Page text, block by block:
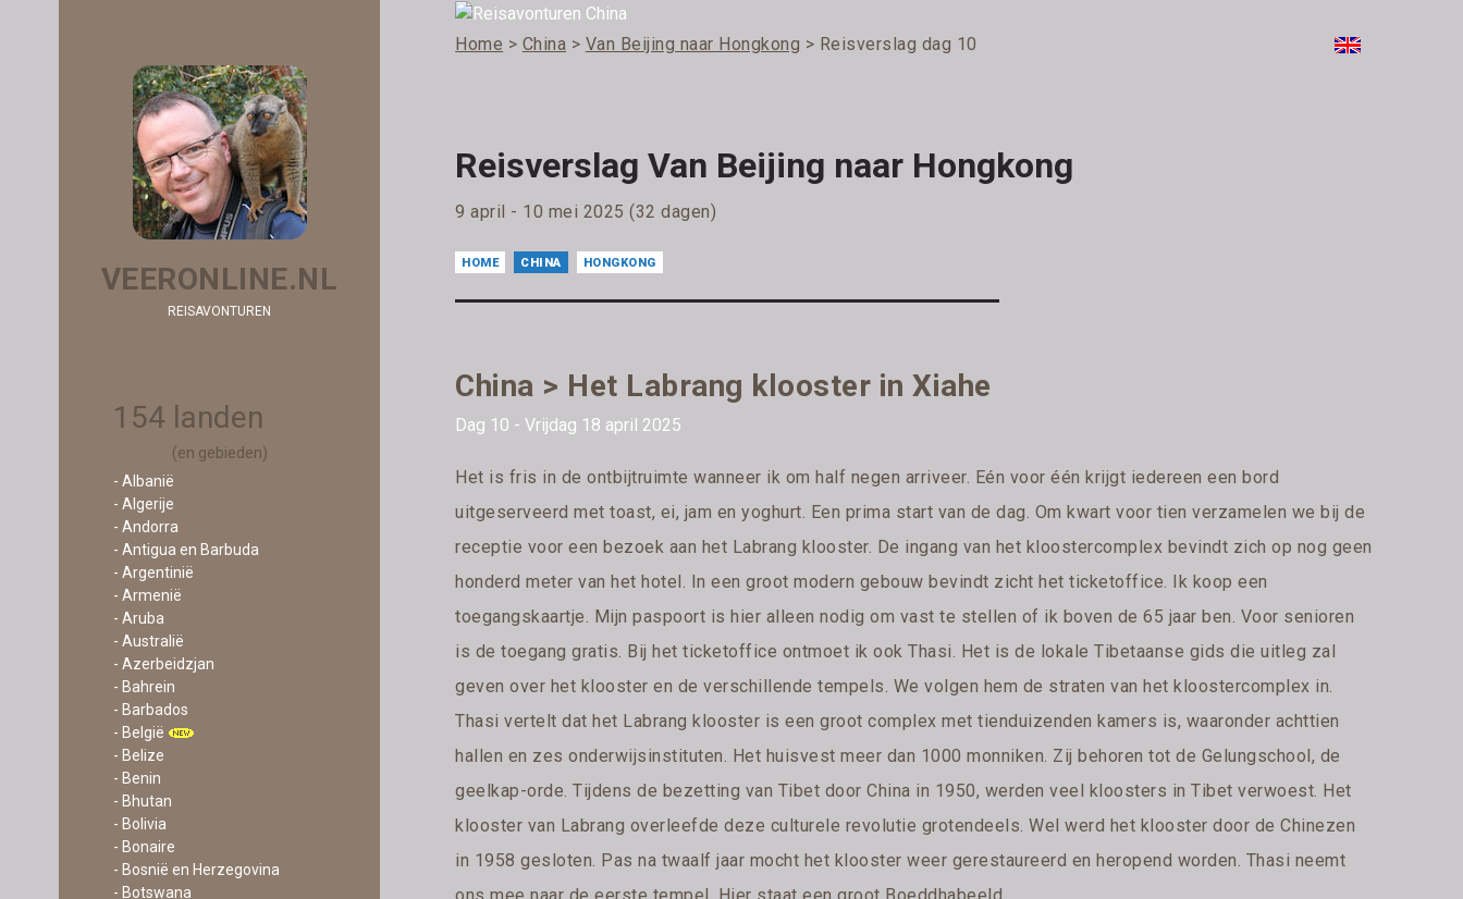
VEERONLINE.NL
REISAVONTUREN
154 landen
(en gebieden)
- Albanië
- Algerije
- Andorra
- Antigua en Barbuda
- Argentinië
- Armenië
- Aruba
- Australië
- Azerbeidzjan
- Bahrein
- Barbados
- België
- Belize
- Benin
- Bhutan
- Bolivia
- Bonaire
- Bosnië en Herzegovina
- Botswana
Home > China > Van Beijing naar Hongkong > Reisverslag dag 10
Reisverslag Van Beijing naar Hongkong
9 april - 10 mei 2025 (32 dagen)
HOME CHINA HONGKONG
China > Het Labrang klooster in Xiahe
Dag 10 - Vrijdag 18 april 2025
Het is fris in de ontbijtruimte wanneer ik om half negen arriveer. Eén voor één krijgt iedereen een bord
uitgeserveerd met toast, ei, jam en yoghurt. Een prima start van de dag. Om kwart voor tien verzamelen we bij de
receptie voor een bezoek aan het Labrang klooster. De ingang van het kloostercomplex bevindt zich op nog geen
honderd meter van het hotel. In een groot modern gebouw bevindt zicht het ticketoffice. Ik koop een
toegangskaartje. Mijn paspoort is hier alleen nodig om vast te stellen of ik boven de 65 jaar ben. Voor senioren
is de toegang gratis. Bij het ticketoffice ontmoet ik ook Thasi. Het is de lokale Tibetaanse gids die uitleg zal
geven over het klooster en de verschillende tempels. We volgen hem de straten van het kloostercomplex in.
Thasi vertelt dat het Labrang klooster is een groot complex met tienduizenden kamers is, waaronder achttien
hallen en zes onderwijsinstituten. Het huisvest meer dan 1000 monniken. Zij behoren tot de Gelungschool, de
geelkap-orde. Tijdens de bezetting van Tibet door China in 1950, werden veel kloosters in Tibet verwoest. Het
klooster van Labrang overleefde deze culturele revolutie grotendeels. Wel werd het klooster door de Chinezen
in 1958 gesloten. Pas na twaalf jaar mocht het klooster weer gerestaureerd en heropend worden. Thasi neemt